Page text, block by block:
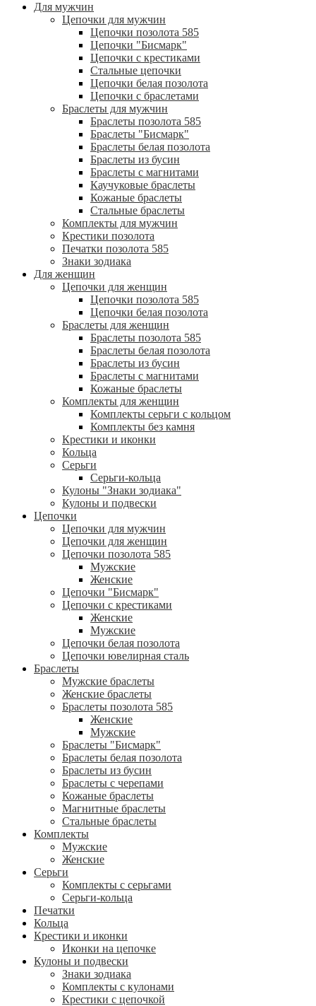
Для мужчин
Цепочки для мужчин
Цепочки позолота 585
Цепочки "Бисмарк"
Цепочки с крестиками
Стальные цепочки
Цепочки белая позолота
Цепочки с браслетами
Браслеты для мужчин
Браслеты позолота 585
Браслеты "Бисмарк"
Браслеты белая позолота
Браслеты из бусин
Браслеты с магнитами
Каучуковые браслеты
Кожаные браслеты
Стальные браслеты
Комплекты для мужчин
Крестики позолота
Печатки позолота 585
Знаки зодиака
Для женщин
Цепочки для женщин
Цепочки позолота 585
Цепочки белая позолота
Браслеты для женщин
Браслеты позолота 585
Браслеты белая позолота
Браслеты из бусин
Браслеты с магнитами
Кожаные браслеты
Комплекты для женщин
Комплекты серьги с кольцом
Комплекты без камня
Крестики и иконки
Кольца
Серьги
Серьги-кольца
Кулоны "Знаки зодиака"
Кулоны и подвески
Цепочки
Цепочки для мужчин
Цепочки для женщин
Цепочки позолота 585
Мужские
Женские
Цепочки "Бисмарк"
Цепочки с крестиками
Женские
Мужские
Цепочки белая позолота
Цепочки ювелирная сталь
Браслеты
Мужские браслеты
Женские браслеты
Браслеты позолота 585
Женские
Мужские
Браслеты "Бисмарк"
Браслеты белая позолота
Браслеты из бусин
Браслеты с черепами
Кожаные браслеты
Магнитные браслеты
Стальные браслеты
Комплекты
Мужские
Женские
Серьги
Комплекты с серьгами
Серьги-кольца
Печатки
Кольца
Крестики и иконки
Иконки на цепочке
Кулоны и подвески
Знаки зодиака
Комплекты с кулонами
Крестики с цепочкой